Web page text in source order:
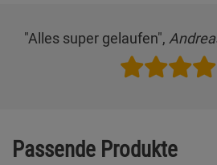
"Alles super gelaufen",
Passende Produkte